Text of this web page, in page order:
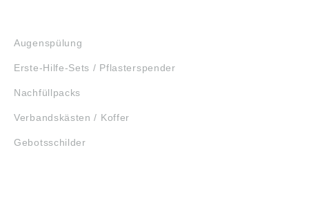
Augenspülung
Erste-Hilfe-Sets / Pflasterspender
Nachfüllpacks
Verbandskästen / Koffer
Gebotsschilder